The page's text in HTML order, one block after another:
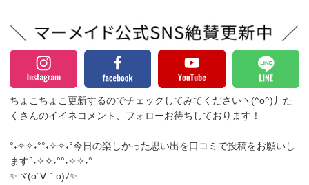
ちょこちょこ更新するのでチェックしてみてくださいヽ(^o^)丿 た
くさんのイイネコメント、フォローお待ちしております！
°˖✧✧˖°°˖✧✧˖°今日の楽しかった思い出を口コミで投稿をお願いし
ます°˖✧✧˖°°˖✧✧˖°
✨ヾ(o´∀｀o)ﾉ✨